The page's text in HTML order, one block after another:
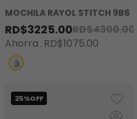
MOCHILA RAYOL STITCH 9B6
RD$3225.00RD$4300.00
Ahorra RD$1075.00